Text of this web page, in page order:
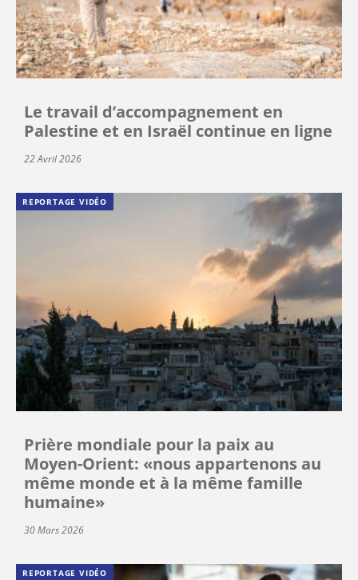
Le travail d’accompagnement en
Palestine et en Israël continue en ligne
22 Avril 2026
REPORTAGE VIDÉO
Prière mondiale pour la paix au
Moyen-Orient: «nous appartenons au
même monde et à la même famille
humaine»
30 Mars 2026
REPORTAGE VIDÉO